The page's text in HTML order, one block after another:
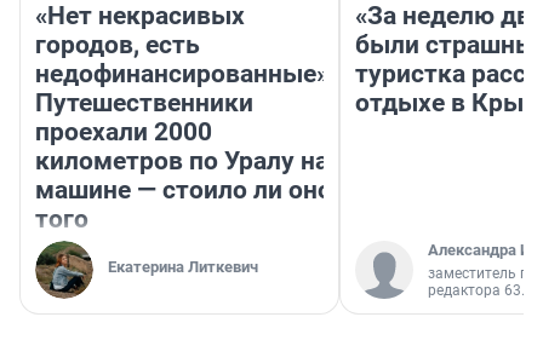
«Нет некрасивых
городов, есть
недофинансированные».
Путешественники
проехали 2000
километров по Уралу на
машине — стоило ли оно
того
Екатерина Литкевич
«За неделю
были
туристка
отдыхе в
Александра
заместитель
редактора 63.RU